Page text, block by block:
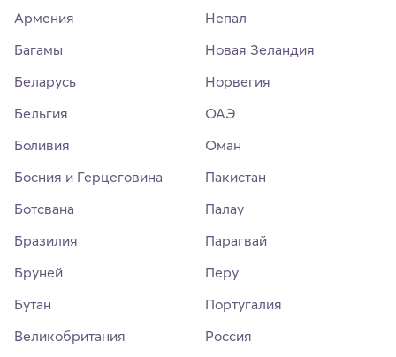
Армения
Багамы
Беларусь
Бельгия
Боливия
Босния и Герцеговина
Ботсвана
Бразилия
Бруней
Бутан
Великобритания
Непал
Новая Зеландия
Норвегия
ОАЭ
Оман
Пакистан
Палау
Парагвай
Перу
Португалия
Россия